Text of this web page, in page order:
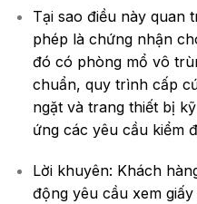
Tại sao điều này quan
phép là chứng nhận
đó có phòng mổ vô
chuẩn, quy trình cấp
ngặt và trang thiết bị
ứng các yêu cầu kiểm
Lời khuyên: Khách
động yêu cầu xem